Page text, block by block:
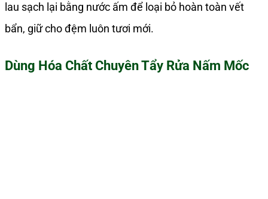
lau sạch lại bằng nước ấm để loại bỏ hoàn toàn vết
bẩn, giữ cho đệm luôn tươi mới.
Dùng Hóa Chất Chuyên Tẩy Rửa Nấm Mốc